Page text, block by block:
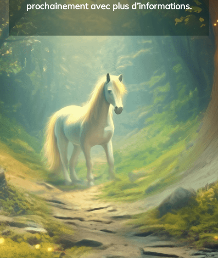
prochainement avec plus d’informations.